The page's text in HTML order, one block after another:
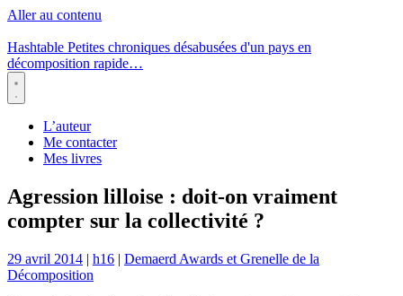
Aller au contenu
Hashtable Petites chroniques désabusées d'un pays en
décomposition rapide…
Menu
L’auteur
Me contacter
Mes livres
Agression lilloise : doit-on vraiment
compter sur la collectivité ?
29 avril 2014 | h16 | Demaerd Awards et Grenelle de la
Décomposition